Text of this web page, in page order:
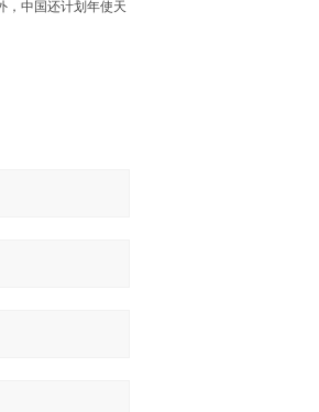
，中国还计划年使天